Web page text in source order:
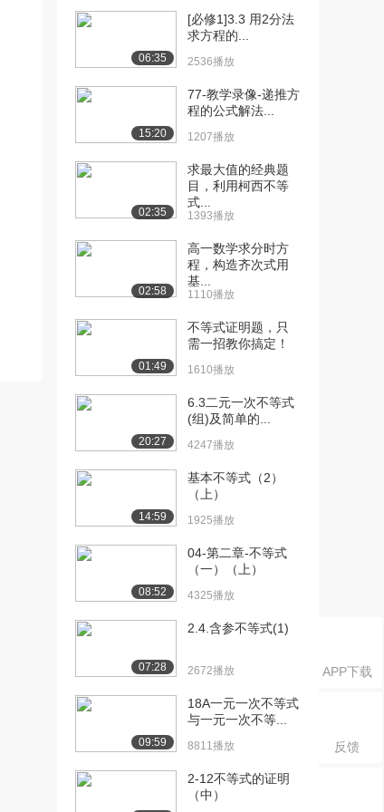
APP下载
反馈
[13] Descriptive stats...
1.2万播放
[14] Summarize data（数
1.5万播放
[15] Calculate Standar...
[16] Stem and leaf,box... 02:16
[17] Summarize data an...
1.6万播放
[18] Chebyshev's thm I...
[19] Chebyshev thm II（... 05:16
[20] Chebyshev's Rule ...
7928播放
09:35
[21] Chebyshev's Rule ...
[22] Guided practice：n...
[23] Z Scores，Quartile... 09:32
[24] FAQ-z scores, out...
6682播放
[25] Correltaion and r...
9394播放
[26] Correlation and r... 24:28
5444播放
06:35
[必修1]3.3 用2分法
求方程的...
2536播放
15:20
77-教学录像-递推方
程的公式解法...
1207播放
02:35
求最大值的经典题
目，利用柯西不等
式...
1393播放
02:58
高一数学求分时方
程，构造齐次式用
基...
1110播放
01:49
不等式证明题，只
需一招教你搞定！
1610播放
20:27
6.3二元一次不等式
(组)及简单的...
4247播放
14:59
基本不等式（2）
（上）
1925播放
08:52
04-第二章-不等式
（一）（上）
4325播放
07:28
2.4.含参不等式(1)
2672播放
09:59
18A一元一次不等式
与一元一次不等...
8811播放
2-12不等式的证明
（中）